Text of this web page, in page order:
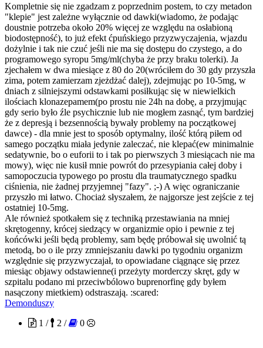
Kompletnie się nie zgadzam z poprzednim postem, to czy metadon
"klepie" jest zależne wyłącznie od dawki(wiadomo, że podając
doustnie potrzeba około 20% więcej ze względu na osłabioną
biodostępność), to już efekt ćpuńskiego przyzwyczajenia, wjazdu
dożylnie i tak nie czuć jeśli nie ma się dostępu do czystego, a do
programowego syropu 5mg/ml(chyba że przy braku tolerki). Ja
zjechałem w dwa miesiące z 80 do 20(wróciłem do 30 gdy przyszła
zima, potem zamierzam zjeżdżać dalej), zdejmując po 10-5mg, w
dniach z silniejszymi odstawkami posiłkując się w niewielkich
ilościach klonazepamem(po prostu nie 24h na dobę, a przyjmując
gdy serio było źle psychicznie lub nie mogłem zasnąć, tym bardziej
że z depresją i bezsennością bywały problemy na początkowej
dawce) - dla mnie jest to sposób optymalny, ilość którą piłem od
samego początku miała jedynie zaleczać, nie klepać(ew minimalnie
sedatywnie, bo o euforii to i tak po pierwszych 3 miesiącach nie ma
mowy), więc nie kusił mnie powrót do przesypiania całej doby i
samopoczucia typowego po prostu dla traumatycznego spadku
ciśnienia, nie żadnej przyjemnej "fazy". ;-) A więc ograniczanie
przyszło mi łatwo. Chociaż słyszałem, że najgorsze jest zejście z tej
ostatniej 10-5mg.
Ale również spotkałem się z techniką przestawiania na mniej
skrętogenny, krócej siedzący w organizmie opio i pewnie z tej
końcówki jeśli będą problemy, sam będę próbował się uwolnić tą
metodą, bo o ile przy zmniejszaniu dawki po tygodniu organizm
względnie się przyzwyczajał, to opowiadane ciągnące się przez
miesiąc objawy odstawienne(i przeżyty morderczy skręt, gdy w
szpitalu podano mi przeciwbólowo buprenorfinę gdy byłem
nasączony mietkiem) odstraszają. :scared:
Demonduszy
1 /
2 / 0